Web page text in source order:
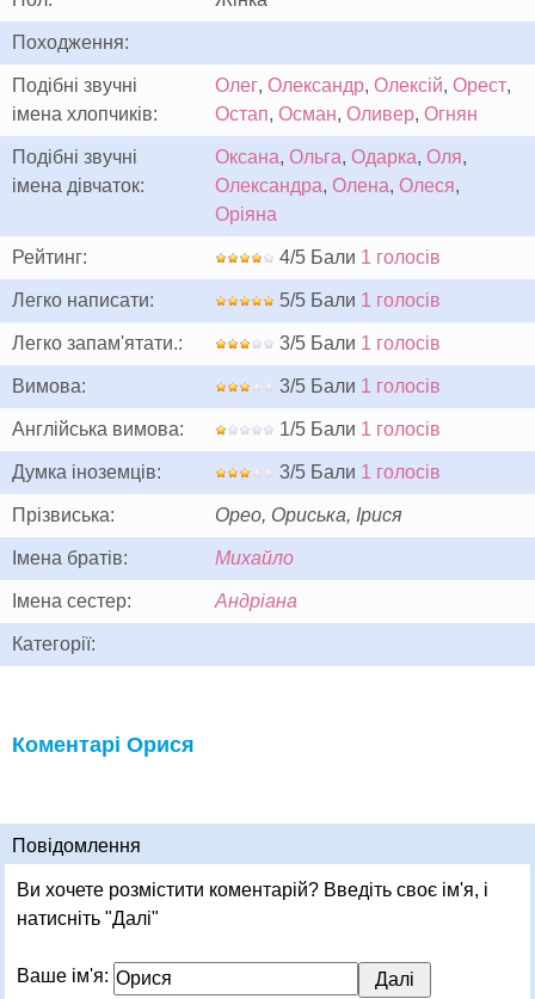
Походження:
Подібні звучні
імена хлопчиків:
Олег, Олександр, Олексій, Орест,
Остап, Осман, Оливер, Огнян
Подібні звучні
імена дівчаток:
Оксана, Ольга, Одарка, Оля,
Олександра, Олена, Олеся,
Оріяна
Рейтинг: 4/5 Бали 1 голосів
Легко написати: 5/5 Бали 1 голосів
Легко запам'ятати.: 3/5 Бали 1 голосів
Вимова: 3/5 Бали 1 голосів
Англійська вимова: 1/5 Бали 1 голосів
Думка іноземців: 3/5 Бали 1 голосів
Прізвиська: Орео, Ориська, Ірися
Імена братів: Михайло
Імена сестер: Андріана
Категорії:
Коментарі Орися
Повідомлення
Ви хочете розмістити коментарій? Введіть своє ім'я, і
натисніть "Далі"
Ваше ім'я: